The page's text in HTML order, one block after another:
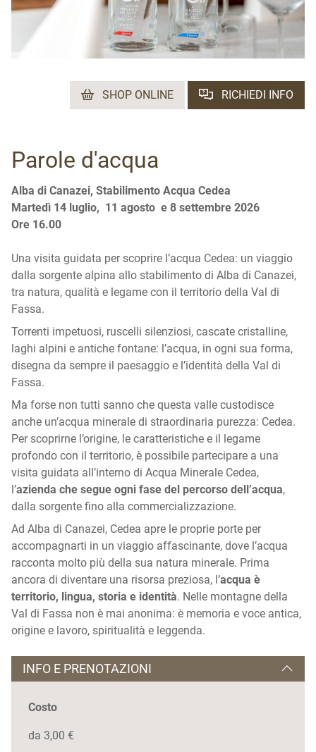
SHOP ONLINE RICHIEDI INFO
Parole d'acqua
Alba di Canazei, Stabilimento Acqua Cedea
Martedì 14 luglio, 11 agosto e 8 settembre 2026
Ore 16.00
Una visita guidata per scoprire l’acqua Cedea: un viaggio
dalla sorgente alpina allo stabilimento di Alba di Canazei,
tra natura, qualità e legame con il territorio della Val di
Fassa.
Torrenti impetuosi, ruscelli silenziosi, cascate cristalline,
laghi alpini e antiche fontane: l’acqua, in ogni sua forma,
disegna da sempre il paesaggio e l’identità della Val di
Fassa.
Ma forse non tutti sanno che questa valle custodisce
anche un’acqua minerale di straordinaria purezza: Cedea.
Per scoprirne l’origine, le caratteristiche e il legame
profondo con il territorio, è possibile partecipare a una
visita guidata all’interno di Acqua Minerale Cedea,
l’azienda che segue ogni fase del percorso dell’acqua,
dalla sorgente fino alla commercializzazione.
Ad Alba di Canazei, Cedea apre le proprie porte per
accompagnarti in un viaggio affascinante, dove l’acqua
racconta molto più della sua natura minerale. Prima
ancora di diventare una risorsa preziosa, l’acqua è
territorio, lingua, storia e identità. Nelle montagne della
Val di Fassa non è mai anonima: è memoria e voce antica,
origine e lavoro, spiritualità e leggenda.
INFO E PRENOTAZIONI
Costo
da 3,00 €